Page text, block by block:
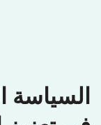
السياسة